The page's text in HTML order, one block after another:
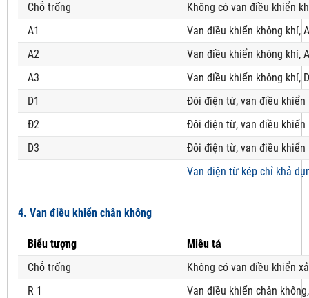
Chỗ trống
Không có van điều khiển
A1
Van điều khiển không khí,
A2
Van điều khiển không khí,
A3
Van điều khiển không khí,
D1
Đôi điện từ, van điều khiển
Đ2
Đôi điện từ, van điều khiển
D3
Đôi điện từ, van điều khiển
Van điện từ kép chỉ khả
4. Van điều khiển chân không
Biểu tượng
Miêu tả
Chỗ trống
Không có van điều khiển
R 1
Van điều khiển chân